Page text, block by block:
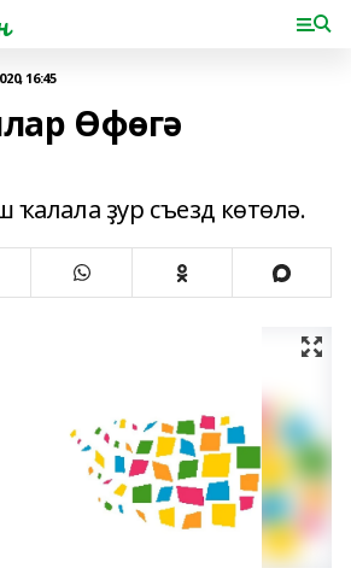
16:45
Өфөгә
ҡалала ҙур съезд көтөлә.